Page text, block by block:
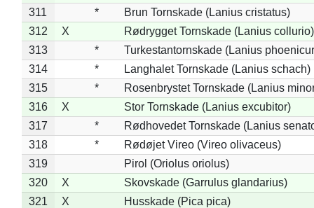
311
*
Brun Tornskade (Lanius cristatus)
312
X
Rødrygget Tornskade (Lanius collurio)
313
*
Turkestantornskade (Lanius
314
*
Langhalet Tornskade (Lanius schach)
315
*
Rosenbrystet Tornskade (Lanius
316
X
Stor Tornskade (Lanius excubitor)
317
*
Rødhovedet Tornskade (Lanius
318
*
Rødøjet Vireo (Vireo olivaceus)
319
Pirol (Oriolus oriolus)
320
X
Skovskade (Garrulus glandarius)
321
X
Husskade (Pica pica)